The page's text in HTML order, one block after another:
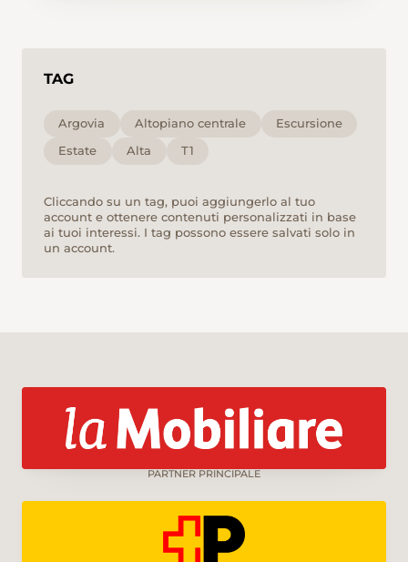
TAG
Argovia Altopiano centrale
Escursione
Estate
Alta T1
Cliccando su un tag, puoi aggiungerlo al tuo
account e ottenere contenuti personalizzati in base
ai tuoi interessi. I tag possono essere salvati solo in
un account.
PARTNER PRINCIPALE